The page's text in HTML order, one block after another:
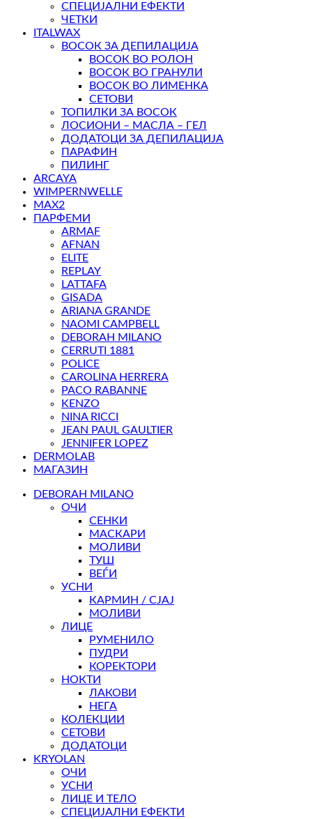
СПЕЦИЈАЛНИ ЕФЕКТИ
ЧЕТКИ
ITALWAX
ВОСОК ЗА ДЕПИЛАЦИЈА
ВОСОК ВО РОЛОН
ВОСОК ВО ГРАНУЛИ
ВОСОК ВО ЛИМЕНКА
СЕТОВИ
ТОПИЛКИ ЗА ВОСОК
ЛОСИОНИ – МАСЛА – ГЕЛ
ДОДАТОЦИ ЗА ДЕПИЛАЦИЈА
ПАРАФИН
ПИЛИНГ
ARCAYA
WIMPERNWELLE
MAX2
ПАРФЕМИ
ARMAF
AFNAN
ELITE
REPLAY
LATTAFA
GISADA
ARIANA GRANDE
NAOMI CAMPBELL
DEBORAH MILANO
CERRUTI 1881
POLICE
CAROLINA HERRERA
PACO RABANNE
KENZO
NINA RICCI
JEAN PAUL GAULTIER
JENNIFER LOPEZ
DERMOLAB
МАГАЗИН
DEBORAH MILANO
ОЧИ
СЕНКИ
МАСКАРИ
МОЛИВИ
ТУШ
ВЕЃИ
УСНИ
КАРМИН / СЈАЈ
МОЛИВИ
ЛИЦЕ
РУМЕНИЛО
ПУДРИ
КОРЕКТОРИ
НОКТИ
ЛАКОВИ
НЕГА
КОЛЕКЦИИ
СЕТОВИ
ДОДАТОЦИ
KRYOLAN
ОЧИ
УСНИ
ЛИЦЕ И ТЕЛО
СПЕЦИЈАЛНИ ЕФЕКТИ